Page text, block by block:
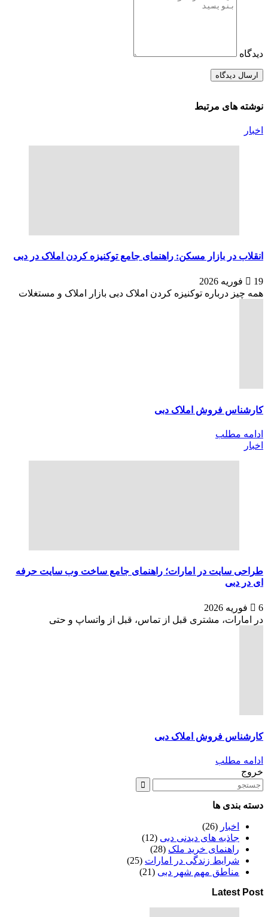
دیدگاه
نوشته های مرتبط
اخبار
انقلاب در بازار مسکن: راهنمای جامع توکنیزه کردن املاک در دبی
19 فوریه 2026
همه چیز درباره توکنیزه کردن املاک دبی بازار املاک و مستغلات
کارشناس فروش املاک دبی
ادامه مطلب
اخبار
طراحی سایت در امارات؛ راهنمای جامع ساخت وب سایت حرفه
ای در دبی
6 فوریه 2026
در امارات، مشتری قبل از تماس، قبل از واتساپ و حتی
کارشناس فروش املاک دبی
ادامه مطلب
خروج
دسته بندی ها
اخبار (26)
جاذبه های دیدنی دبی (12)
راهنمای خرید ملک (28)
شرایط زندگی در امارات (25)
مناطق مهم شهر دبی (21)
Latest Post